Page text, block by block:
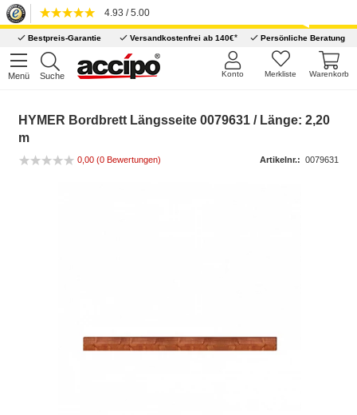
4.93 / 5.00
Bestpreis-Garantie Versandkostenfrei ab 140€* Persönliche Beratung
Menü Suche Warenkorb
Merkliste
Konto
HYMER Bordbrett Längsseite 0079631 / Länge: 2,20
m
0,00 (0 Bewertungen) Artikelnr.: 0079631